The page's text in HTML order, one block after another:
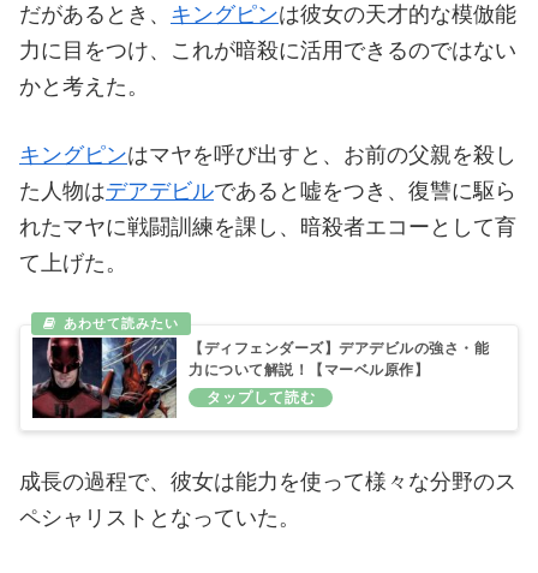
だがあるとき、 キングピンは彼女の天才的な模倣能
力に目をつけ、これが暗殺に活用できるのではない
かと考えた。
キングピンはマヤを呼び出すと、お前の父親を殺し
た人物はデアデビルであると嘘をつき、復讐に駆ら
れたマヤに戦闘訓練を課し、暗殺者エコーとして育
て上げた。
【ディフェンダーズ】デアデビルの強さ・能
力について解説！【マーベル原作】
成長の過程で、彼女は能力を使って様々な分野のス
ペシャリストとなっていた。